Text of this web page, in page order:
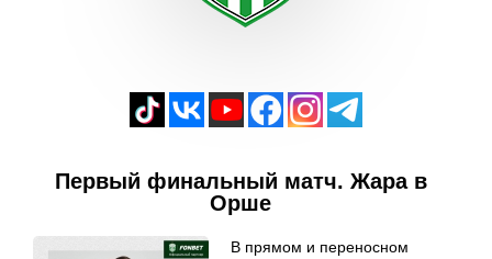
Первый финальный матч. Жара в
Орше
В прямом и переносном